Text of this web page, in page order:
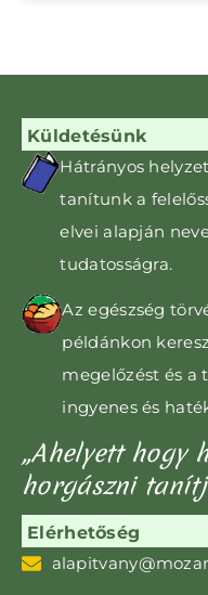
Küldetésünk
Hátrányos
tanítunk a
elvei alapján
tudatosságra.
Az egészség
példánkon
megelőzést és a
ingyenes és
„Ahelyett hogy
horgászni
Elérhetőség